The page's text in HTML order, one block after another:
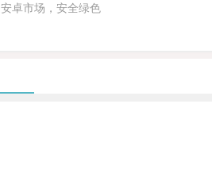
安卓市场，安全绿色